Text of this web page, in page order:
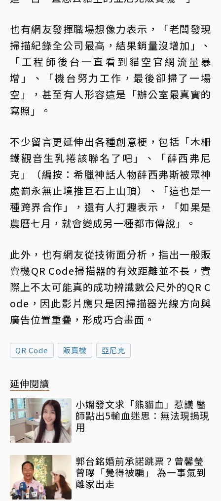
也有網友發揮職場想像力表示，「老闆發現
掃描紀錄全公司最高，結果銷量沒增加」、
「工程師後台一直看到貓空官網流量暴
增」、「機台努力工作，最後卻掃了一場
空」，甚至有人形容這是「辦公室最真實的
寫照」。
不少留言更延伸出各種創意梗，包括「木柵
鐵觀音生乳捲該聯名了吧」、「薛西弗尼
克」（編按：希臘神話人物薛西弗斯被眾神
處罰永無止境推巨石上山頂）、「這也是一
種跨界合作」，還有人打趣表示，「如果是
農曆七月，就會變成另一種都市傳說」。
此外，也有網友從技術面分析，指出一般販
賣機QR Code掃描器的有效距離並不長，實
際上不太可能真的成功辨識數公尺外的QR C
ode，因此影片應只是因掃描器光線方向與
廣告位置重疊，形成巧合畫面。
QR Code 販賣機 亞尼克
延伸閱讀
小嫻發文求「熊貓血」惹議 醫
師點出5輸血迷思：無法現捐現
用
郭台銘婚前承諾跳票？曾馨瑩
曾曝「覺得被騙」 為一事氣到
離家出走